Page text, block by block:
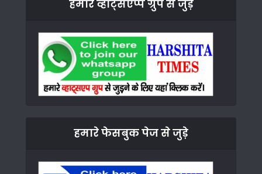
हमारे व्हाट्सएप्प ग्रुप से जुड़े
हमारे फेसबुक पेज से जुड़े